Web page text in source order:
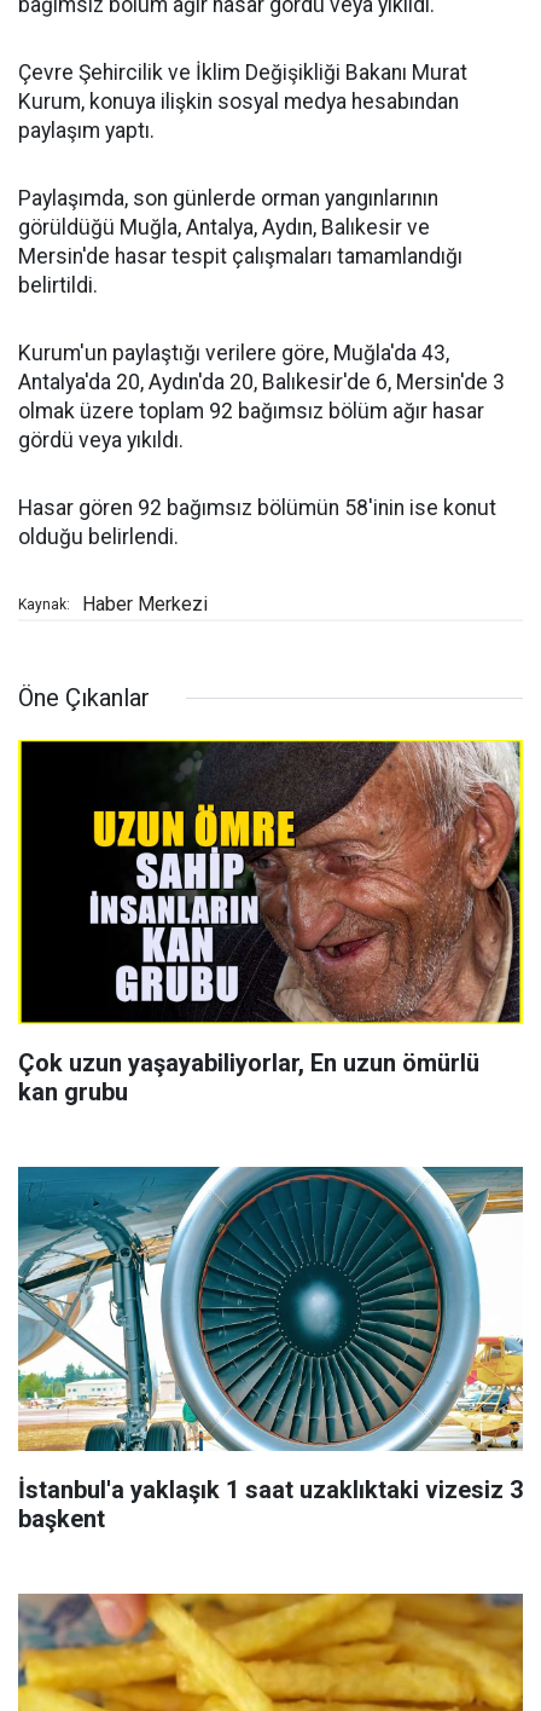
bağımsız bölüm ağır hasar gördü veya yıkıldı.
Çevre Şehircilik ve İklim Değişikliği Bakanı Murat
Kurum, konuya ilişkin sosyal medya hesabından
paylaşım yaptı.
Paylaşımda, son günlerde orman yangınlarının
görüldüğü Muğla, Antalya, Aydın, Balıkesir ve
Mersin'de hasar tespit çalışmaları tamamlandığı
belirtildi.
Kurum'un paylaştığı verilere göre, Muğla'da 43,
Antalya'da 20, Aydın'da 20, Balıkesir'de 6, Mersin'de 3
olmak üzere toplam 92 bağımsız bölüm ağır hasar
gördü veya yıkıldı.
Hasar gören 92 bağımsız bölümün 58'inin ise konut
olduğu belirlendi.
Kaynak: Haber Merkezi
Öne Çıkanlar
Çok uzun yaşayabiliyorlar, En uzun ömürlü
kan grubu
İstanbul'a yaklaşık 1 saat uzaklıktaki vizesiz 3
başkent